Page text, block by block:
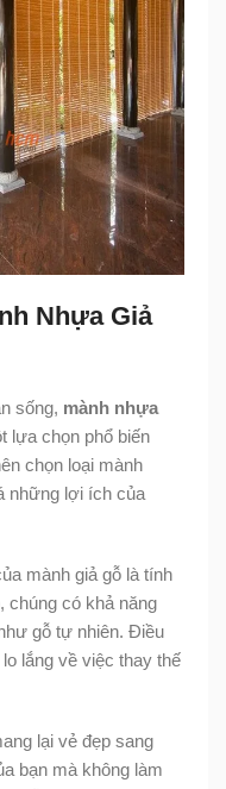
Nhựa Giả
sống, mành nhựa
lựa chọn phổ biến
chọn loại mành
những lợi ích của
mành giả gỗ là tính
chúng có khả năng
gỗ tự nhiên. Điều
lắng về việc thay thế
lại vẻ đẹp sang
bạn mà không làm